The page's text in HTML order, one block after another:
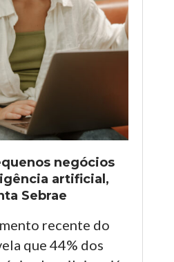
negócios
artificial,
Sebrae
recente do
que 44% dos